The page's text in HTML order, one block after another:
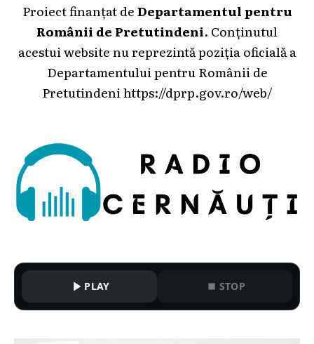
Proiect finanțat deDepartamentul pentru
Românii de Pretutindeni. Conținutul
acestui website nu reprezintă poziția oficială a
Departamentului pentru Românii de
Pretutindeni https://dprp.gov.ro/web/
PLAY STOP